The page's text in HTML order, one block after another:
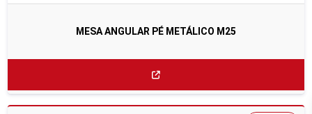
MESA ANGULAR PÉ METÁLICO M25